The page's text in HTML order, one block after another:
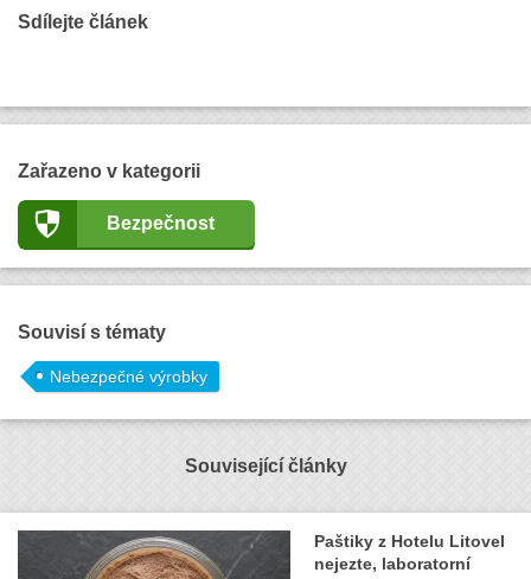
Sdílejte článek
Zařazeno v kategorii
Bezpečnost
Souvisí s tématy
Nebezpečné výrobky
Související články
Paštiky z Hotelu Litovel
nejezte, laboratorní